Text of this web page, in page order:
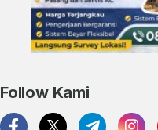
Follow Kami